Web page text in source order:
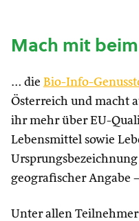
Mach mit
… die Bio-Info-
Österreich und macht
ihr mehr über EU-
Lebensmittel sowie
geografischer Angabe
Unter allen